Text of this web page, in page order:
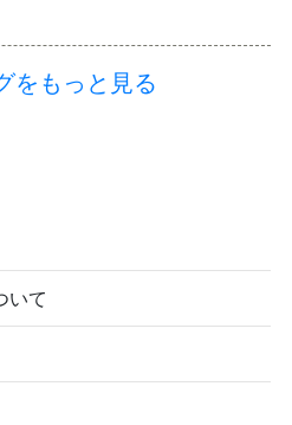
をもっと見る
いて